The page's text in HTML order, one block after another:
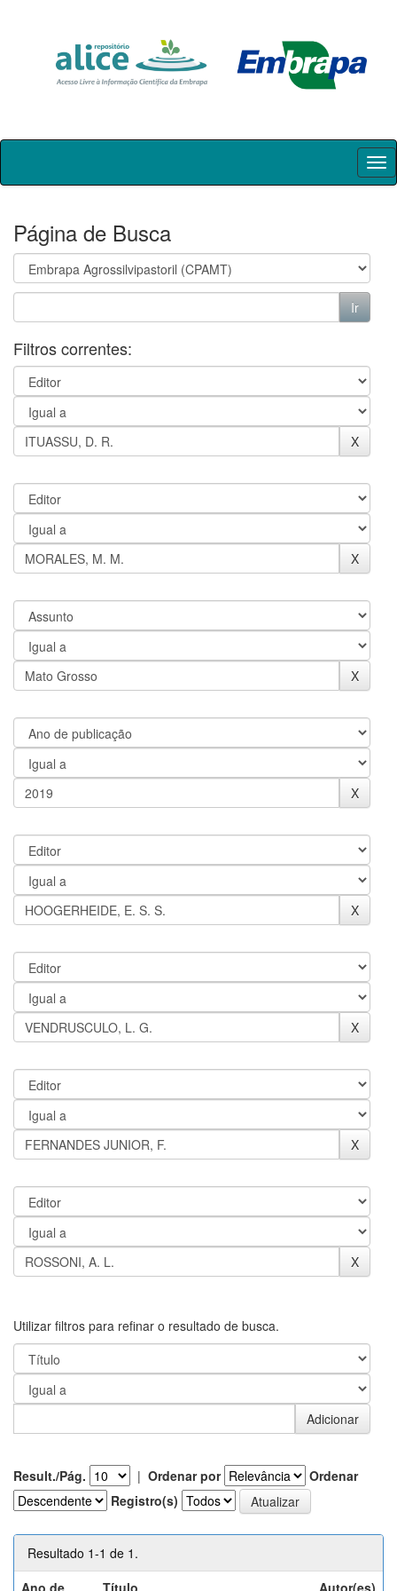
Skip
Página de Busca
Filtros correntes:
Utilizar filtros para refinar o resultado de busca.
Result./Pág. | Ordenar por
Ordenar
Registro(s)
Resultado 1-1 de 1.
Ano de
Título Autor(es)